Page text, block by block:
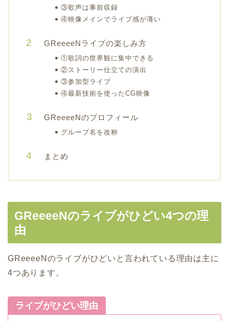
③歌声は事前収録
④映像メインでライブ感が薄い
GReeeeNライブの楽しみ方
①歌詞の世界観に集中できる
②ストーリー仕立ての演出
③参加型ライブ
④最新技術を使ったCG映像
GReeeeNのプロフィール
グループ名を改称
まとめ
GReeeeNのライブがひどい4つの理
由
GReeeeNのライブがひどいと言われている理由は主に
4つあります。
ライブがひどい理由